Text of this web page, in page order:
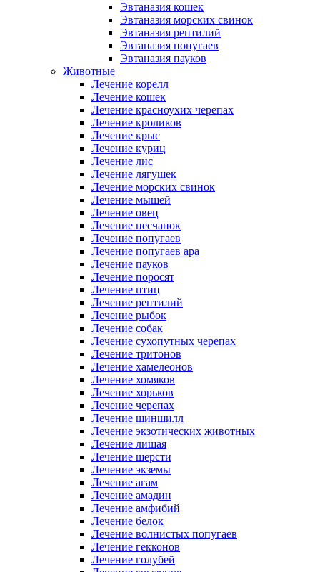
Эвтаназия кошек
Эвтаназия морских свинок
Эвтаназия рептилий
Эвтаназия попугаев
Эвтаназия пауков
Животные
Лечение корелл
Лечение кошек
Лечение красноухих черепах
Лечение кроликов
Лечение крыс
Лечение куриц
Лечение лис
Лечение лягушек
Лечение морских свинок
Лечение мышей
Лечение овец
Лечение песчанок
Лечение попугаев
Лечение попугаев ара
Лечение пауков
Лечение поросят
Лечение птиц
Лечение рептилий
Лечение рыбок
Лечение собак
Лечение сухопутных черепах
Лечение тритонов
Лечение хамелеонов
Лечение хомяков
Лечение хорьков
Лечение черепах
Лечение шиншилл
Лечение экзотических животных
Лечение лишая
Лечение шерсти
Лечение экземы
Лечение агам
Лечение амадин
Лечение амфибий
Лечение белок
Лечение волнистых попугаев
Лечение гекконов
Лечение голубей